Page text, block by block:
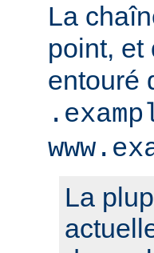
La
point, et
entouré
La